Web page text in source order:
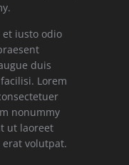
et iusto odio
duis
Lorem
nonummy
ut laoreet
volutpat.